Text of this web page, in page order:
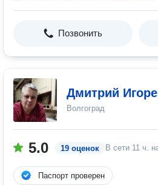
Позвонить
Дмитрий
Волгоград
5.0 19 оценок В сети 11 ч.
Паспорт проверен